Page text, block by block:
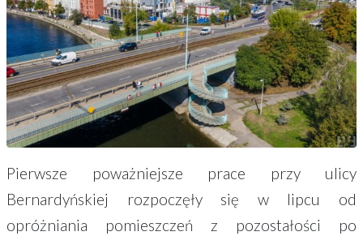
Pierwsze poważniejsze prace przy ulicy
Bernardyńskiej rozpoczęły się w lipcu od
opróżniania pomieszczeń z pozostałości po